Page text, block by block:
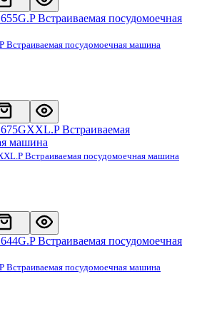
Встраиваемая посудомоечная машина
Встраиваемая посудомоечная машина
Встраиваемая посудомоечная машина